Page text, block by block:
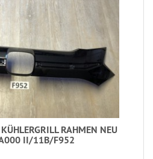
RAHMEN NEU
II/11B/F952